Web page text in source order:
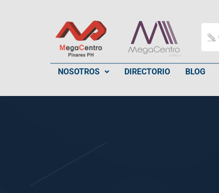
NOSOTROS DIRECTORIO BLOG